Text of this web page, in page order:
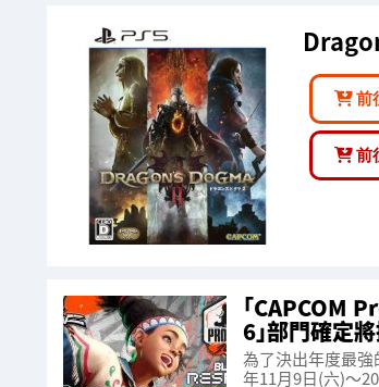
前
前
「CAPCOM
6」部門確定
為了決出年度最強
年11月9日(六)～